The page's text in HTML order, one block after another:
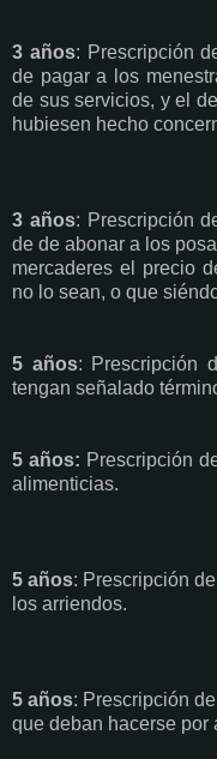
3 años: Prescripción
de pagar a los
de sus servicios, y el
hubiesen hecho
3 años: Prescripción
de de abonar a los
mercaderes el precio
no lo sean, o que
5 años: Prescripción
tengan señalado
5 años: Prescripción
alimenticias.
5 años: Prescripción
los arriendos.
5 años: Prescripción
que deban hacerse por